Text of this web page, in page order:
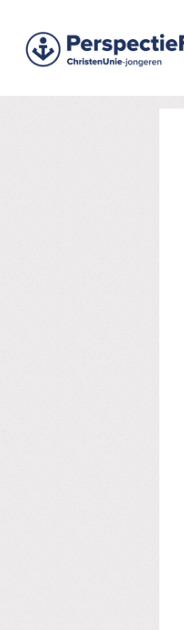
Spring
naar